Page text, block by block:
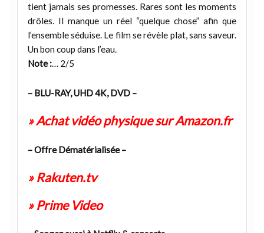
tient jamais ses promesses. Rares sont les moments
drôles. Il manque un réel “quelque chose” afin que
l’ensemble séduise. Le film se révèle plat, sans saveur.
Un bon coup dans l’eau.
Note :… 2/5
– BLU-RAY, UHD 4K, DVD –
» Achat vidéo physique sur Amazon.fr
– Offre Dématérialisée –
» Rakuten.tv
» Prime Video